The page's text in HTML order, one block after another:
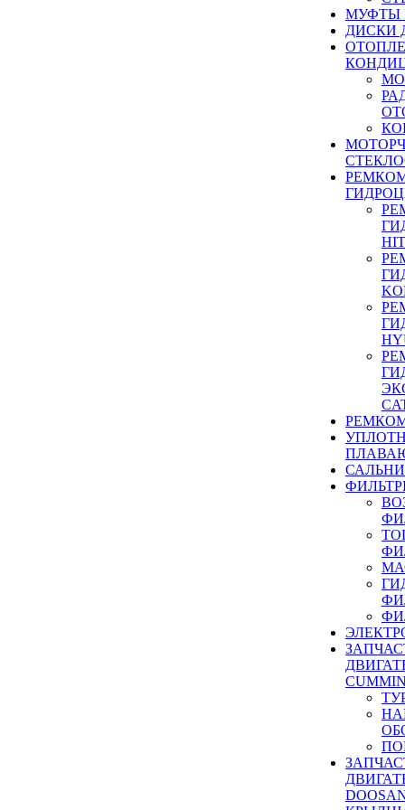
МУФТЫ
ДИСКИ